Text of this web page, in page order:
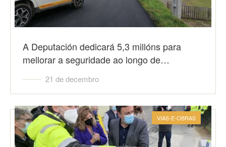
A Deputación dedicará 5,3 millóns para
mellorar a seguridade ao longo de…
21 de decembro
VIAS-E-OBRAS